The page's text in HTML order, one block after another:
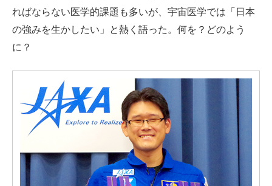
ればならない医学的課題も多いが、宇宙医学では「日本
の強みを生かしたい」と熱く語った。何を？どのよう
に？